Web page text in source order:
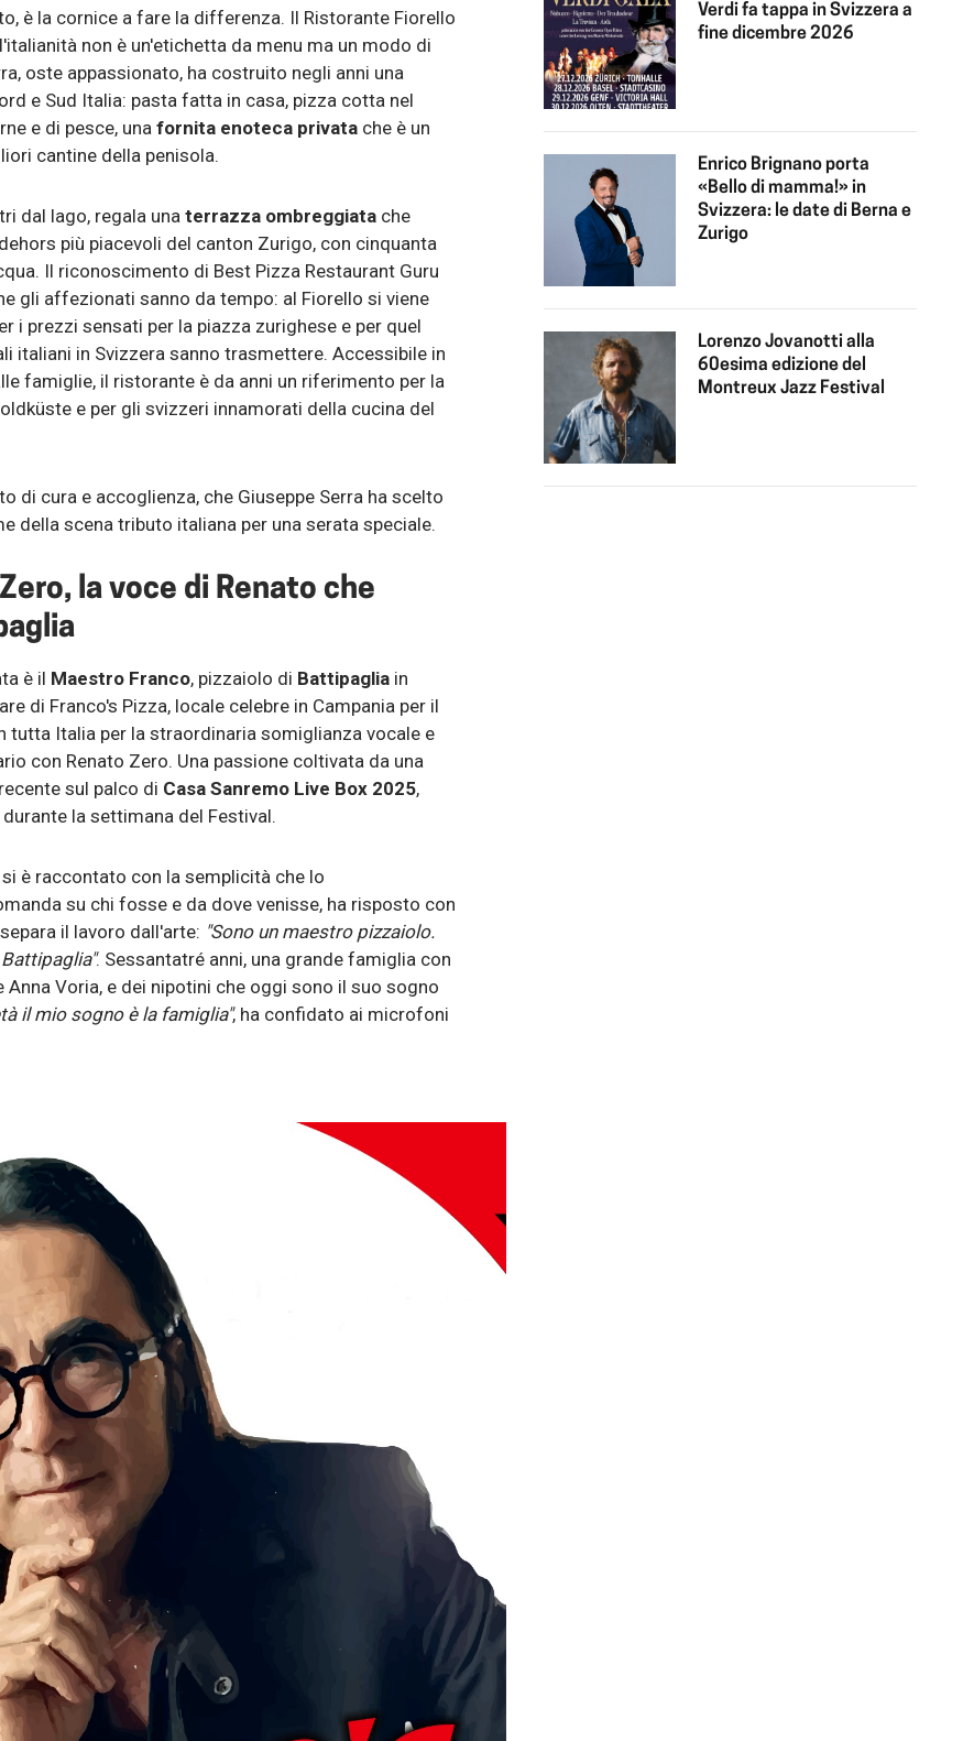
è la cornice a fare la differenza. Il Ristorante Fiorello
non è un'etichetta da menu ma un modo di
oste appassionato, ha costruito negli anni una
e Sud Italia: pasta fatta in casa, pizza cotta nel
e di pesce, una fornita enoteca privatache è un
cantine della penisola.
dal lago, regala una terrazza ombreggiatache
più piacevoli del canton Zurigo, con cinquanta
Il riconoscimento di Best Pizza Restaurant Guru
gli affezionati sanno da tempo: al Fiorello si viene
i prezzi sensati per la piazza zurighese e per quel
italiani in Svizzera sanno trasmettere. Accessibile in
famiglie, il ristorante è da anni un riferimento per la
e per gli svizzeri innamorati della cucina del
di cura e accoglienza, che Giuseppe Serra ha scelto
della scena tributo italiana per una serata speciale.
la voce di Renato che
è il Maestro Franco, pizzaiolo di Battipagliain
di Franco's Pizza, locale celebre in Campania per il
tutta Italia per la straordinaria somiglianza vocale e
con Renato Zero. Una passione coltivata da una
sul palco di Casa Sanremo Live Box 2025,
la settimana del Festival.
è raccontato con la semplicità che lo
su chi fosse e da dove venisse, ha risposto con
il lavoro dall'arte: "Sono un maestro pizzaiolo.
. Sessantatré anni, una grande famiglia con
Voria, e dei nipotini che oggi sono il suo sogno
il mio sogno è la famiglia", ha confidato ai microfoni
Verdi fa tappa in Svizzera a
fine dicembre 2026
Enrico Brignano porta
«Bello di mamma!» in
Svizzera: le date di Berna e
Zurigo
Lorenzo Jovanotti alla
60esima edizione del
Montreux Jazz Festival